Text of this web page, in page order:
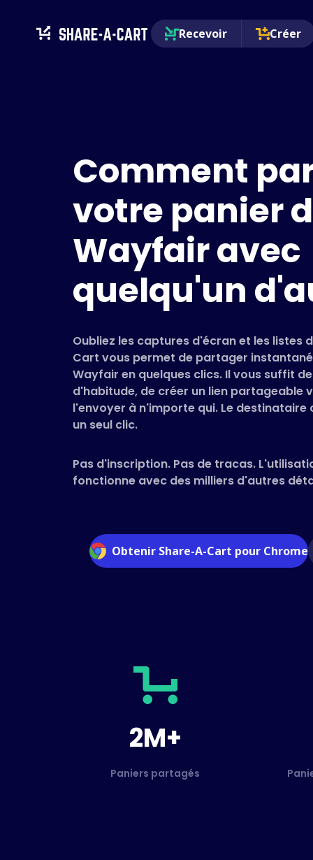
Recevoir Créer
Comment
votre panier
Wayfair avec
quelqu'un
Oubliez les captures d'écran et les listes
Cart vous permet de partager
Wayfair en quelques clics. Il vous suffit
d'habitude, de créer un lien partageable
l'envoyer à n'importe qui. Le
un seul clic.
Pas d'inscription. Pas de tracas.
fonctionne avec des milliers d'autres
Obtenir Share-A-Cart pour Chrome
2M+
Paniers partagés